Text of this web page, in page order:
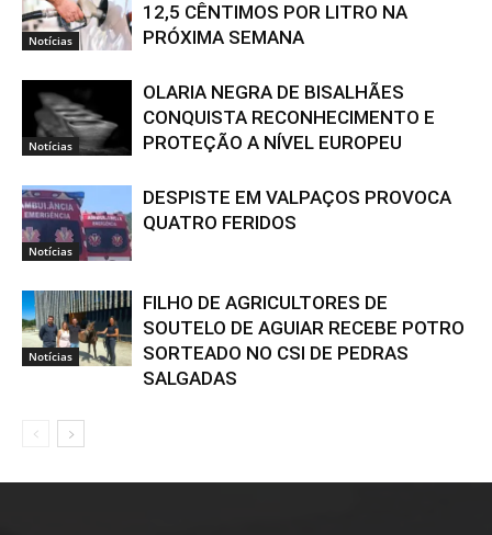
Notícias
12,5 CÊNTIMOS POR LITRO NA
PRÓXIMA SEMANA
Notícias
OLARIA NEGRA DE BISALHÃES
CONQUISTA RECONHECIMENTO E
PROTEÇÃO A NÍVEL EUROPEU
Notícias
DESPISTE EM VALPAÇOS PROVOCA
QUATRO FERIDOS
Notícias
FILHO DE AGRICULTORES DE
SOUTELO DE AGUIAR RECEBE POTRO
SORTEADO NO CSI DE PEDRAS
SALGADAS